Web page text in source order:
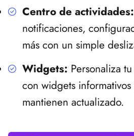
Centro de actividades:
notificaciones,
más con un simple
Widgets: Personaliza
con widgets
mantienen actualizado.